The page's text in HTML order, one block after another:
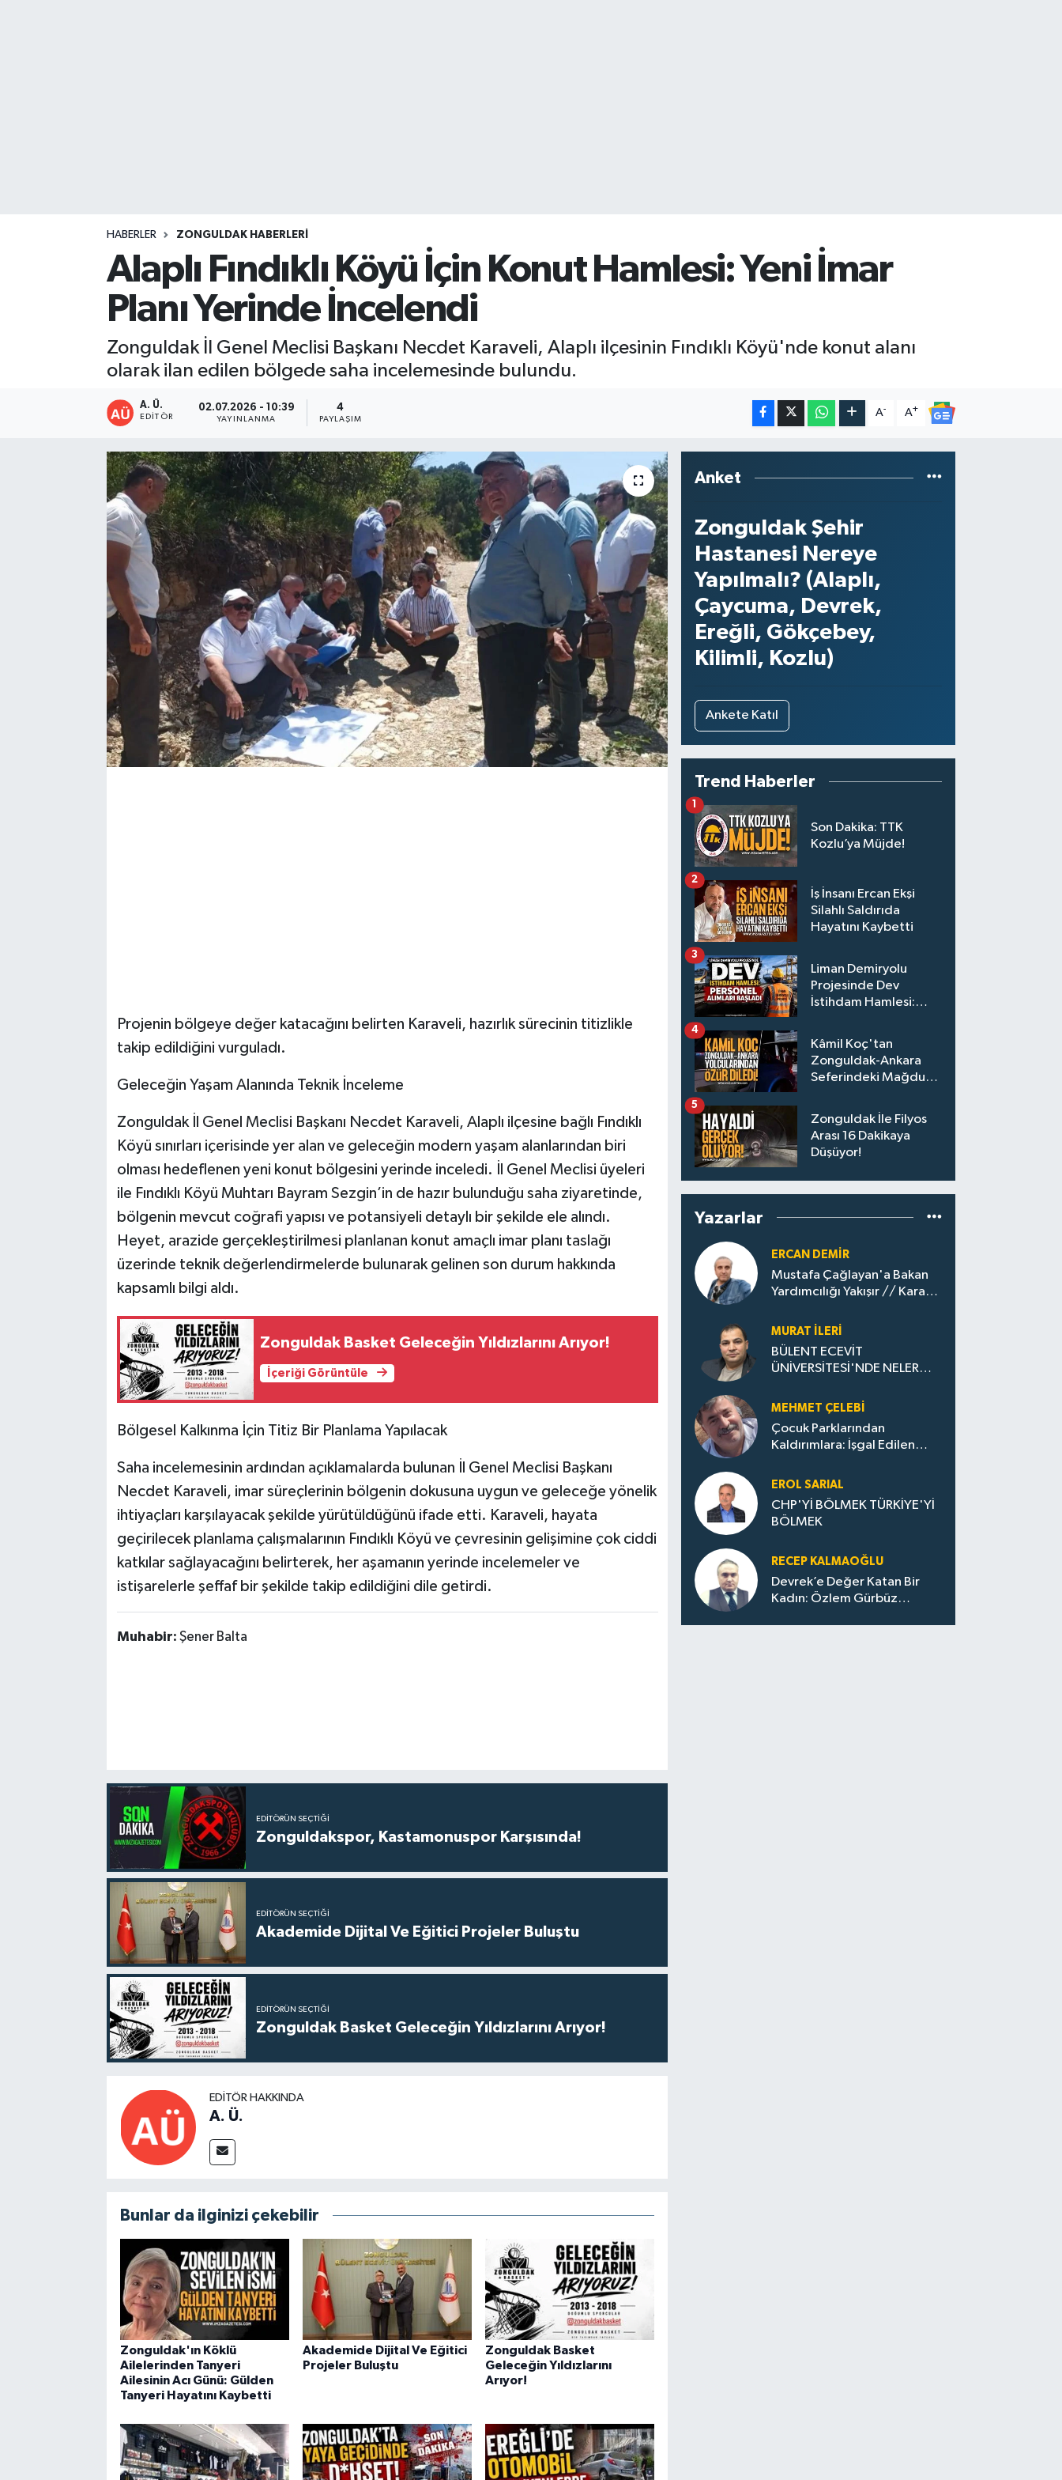
HABERLER ZONGULDAK HABERLERI
Alaplı Fındıklı Köyü İçin Konut Hamlesi: Yeni İmar
Planı Yerinde İncelendi
Zonguldak İl Genel Meclisi Başkanı Necdet Karaveli, Alaplı ilçesinin Fındıklı Köyü'nde konut alanı
olarak ilan edilen bölgede saha incelemesinde bulundu.
A. Ü.
EDITÖR
02.07.2026 - 10:39
YAYINLANMA
4
PAYLAŞIM
A- A+
Projenin bölgeye değer katacağını belirten Karaveli, hazırlık sürecinin titizlikle
takip edildiğini vurguladı.
​Geleceğin Yaşam Alanında Teknik İnceleme
​Zonguldak İl Genel Meclisi Başkanı Necdet Karaveli, Alaplı ilçesine bağlı Fındıklı
Köyü sınırları içerisinde yer alan ve geleceğin modern yaşam alanlarından biri
olması hedeflenen yeni konut bölgesini yerinde inceledi. İl Genel Meclisi üyeleri
ile Fındıklı Köyü Muhtarı Bayram Sezgin’in de hazır bulunduğu saha ziyaretinde,
bölgenin mevcut coğrafi yapısı ve potansiyeli detaylı bir şekilde ele alındı.
Heyet, arazide gerçekleştirilmesi planlanan konut amaçlı imar planı taslağı
üzerinde teknik değerlendirmelerde bulunarak gelinen son durum hakkında
kapsamlı bilgi aldı.
Zonguldak Basket Geleceğin Yıldızlarını Arıyor!
İçeriği Görüntüle
​Bölgesel Kalkınma İçin Titiz Bir Planlama Yapılacak
​Saha incelemesinin ardından açıklamalarda bulunan İl Genel Meclisi Başkanı
Necdet Karaveli, imar süreçlerinin bölgenin dokusuna uygun ve geleceğe yönelik
ihtiyaçları karşılayacak şekilde yürütüldüğünü ifade etti. Karaveli, hayata
geçirilecek planlama çalışmalarının Fındıklı Köyü ve çevresinin gelişimine çok ciddi
katkılar sağlayacağını belirterek, her aşamanın yerinde incelemeler ve
istişarelerle şeffaf bir şekilde takip edildiğini dile getirdi.
Muhabir: Şener Balta
EDITÖRÜN SEÇTIĞI
Zonguldakspor, Kastamonuspor Karşısında!
EDITÖRÜN SEÇTIĞI
Akademide Dijital Ve Eğitici Projeler Buluştu
EDITÖRÜN SEÇTIĞI
Zonguldak Basket Geleceğin Yıldızlarını Arıyor!
EDITÖR HAKKINDA
A. Ü.
Bunlar da ilginizi çekebilir
Zonguldak'ın Köklü
Ailelerinden Tanyeri
Ailesinin Acı Günü: Gülden
Tanyeri Hayatını Kaybetti
Akademide Dijital Ve Eğitici
Projeler Buluştu
Zonguldak Basket
Geleceğin Yıldızlarını
Arıyor!
Anket
Zonguldak Şehir
Hastanesi Nereye
Yapılmalı? (Alaplı,
Çaycuma, Devrek,
Ereğli, Gökçebey,
Kilimli, Kozlu)
Ankete Katıl
Trend Haberler
Son Dakika: TTK
Kozlu’ya Müjde!
1
İş İnsanı Ercan Ekşi
Silahlı Saldırıda
Hayatını Kaybetti
2
Liman Demiryolu
Projesinde Dev
İstihdam Hamlesi:
3
Kâmil Koç'tan
Zonguldak-Ankara
Seferindeki Mağdur
4
Zonguldak İle Filyos
Arası 16 Dakikaya
Düşüyor!
5
Yazarlar
ERCAN DEMIR
Mustafa Çağlayan'a Bakan
Yardımcılığı Yakışır // ​Kara
Zonguldak'ın Dönüşümü..
MURAT İLERI
BÜLENT ECEVİT
ÜNİVERSİTESİ'NDE NELER
MEHMET ÇELEBI
Çocuk Parklarından
Kaldırımlara: İşgal Edilen
Evler Çöp Dolu
EROL SARIAL
CHP'Yİ BÖLMEK TÜRKİYE'Yİ
BÖLMEK
RECEP KALMAOĞLU
Devrek’e Değer Katan Bir
Kadın: Özlem Gürbüz
KASTAMONU